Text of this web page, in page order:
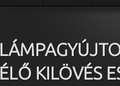
ÉLŐ KILÖVÉS